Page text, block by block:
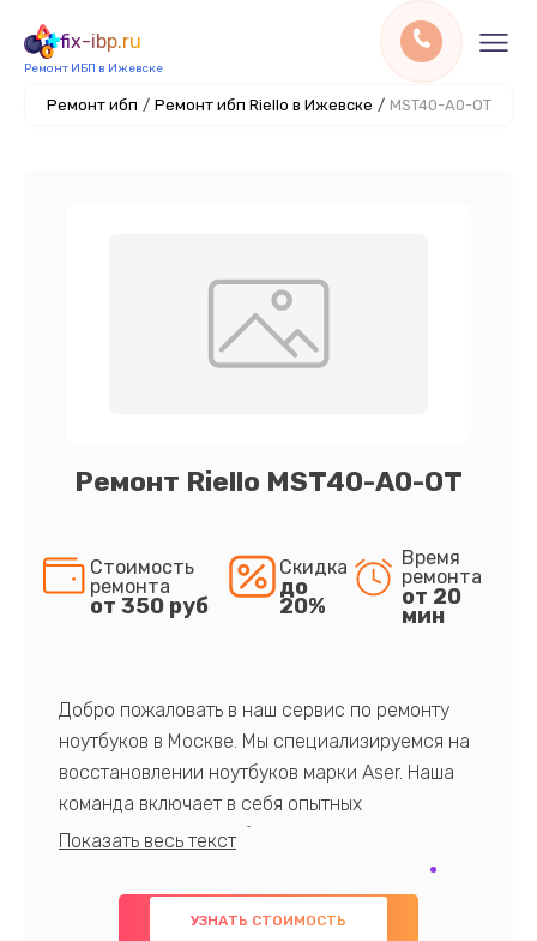
fix-ibp.ru
Ремонт ИБП в Ижевске
Ремонт ибп / Ремонт ибп Riello в Ижевске / MST40-A0-OT
Ремонт Riello MST40-A0-OT
Стоимость
ремонта
от 350 руб
Скидка
до
20%
Время
ремонта
от 20
мин
Добро пожаловать в наш сервис по ремонту
ноутбуков в Москве. Мы специализируемся на
восстановлении ноутбуков марки Aser. Наша
команда включает в себя опытных
профессионалов с обширными знаниями и
многолетним опытом в данной области. Мы
предлагаем быстрый и качественный ремонт с
использованием оригинальных компонентов, а
УЗНАТЬ СТОИМОСТЬ